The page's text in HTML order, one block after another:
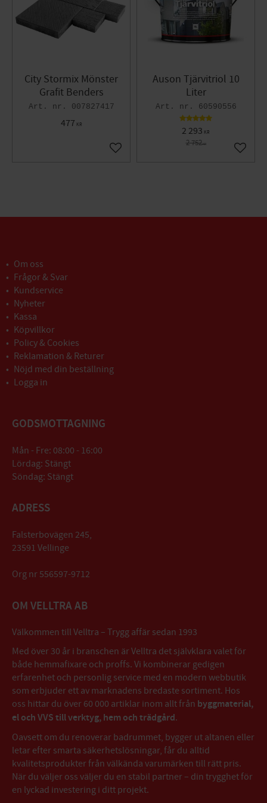
City Stormix Mönster
Grafit Benders
007827417
477 KR
Lägg till i favoriter
Auson Tjärvitriol 10
Liter
60590556
2 293 KR
2 752KR
Lägg
Om oss
Frågor & Svar
Kundservice
Nyheter
Kassa
Köpvillkor
Policy & Cookies
Reklamation & Returer
Nöjd med din beställning
Logga in
GODSMOTTAGNING
Mån - Fre: 08:00 - 16:00
Lördag: Stängt
Söndag: Stängt
ADRESS
Falsterbovägen 245,
23591 Vellinge
Org nr 556597-9712
OM VELLTRA AB
Välkommen till Velltra – Trygg affär sedan 1993
Med över 30 år i branschen är Velltra det självklara valet för
både hemmafixare och proffs. Vi kombinerar gedigen
erfarenhet och personlig service med en modern webbutik
som erbjuder ett av marknadens bredaste sortiment. Hos
oss hittar du över 60 000 artiklar inom allt från byggmaterial,
el och VVS till verktyg, hem och trädgård.
Oavsett om du renoverar badrummet, bygger ut altanen eller
letar efter smarta säkerhetslösningar, får du alltid
kvalitetsprodukter från välkända varumärken till rätt pris.
När du väljer oss väljer du en stabil partner – din trygghet för
en lyckad investering i ditt projekt.